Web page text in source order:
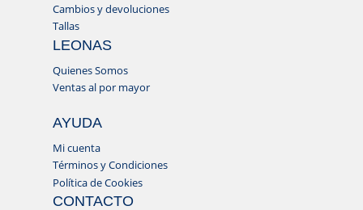
Cambios y devoluciones
Tallas
LEONAS
Quienes Somos
Ventas al por mayor
AYUDA
Mi cuenta
Términos y Condiciones
Política de Cookies
CONTACTO